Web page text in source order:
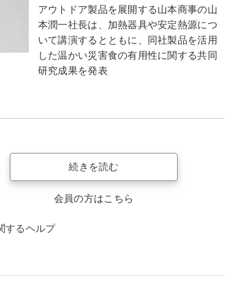
アウトドア製品を展開する山本商事の山
本潤一社長は、加熱器具や安定熱源につ
いて講演するとともに、同社製品を活用
した温かい災害食の有用性に関する共同
研究成果を発表
続きを読む
会員の方はこちら
するヘルプ